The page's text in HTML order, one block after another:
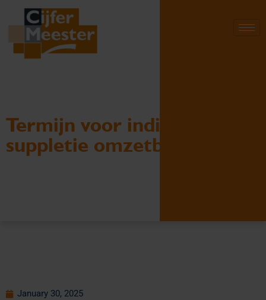
Termijn voor indienen
suppletie omzetbelasting
January 30, 2025